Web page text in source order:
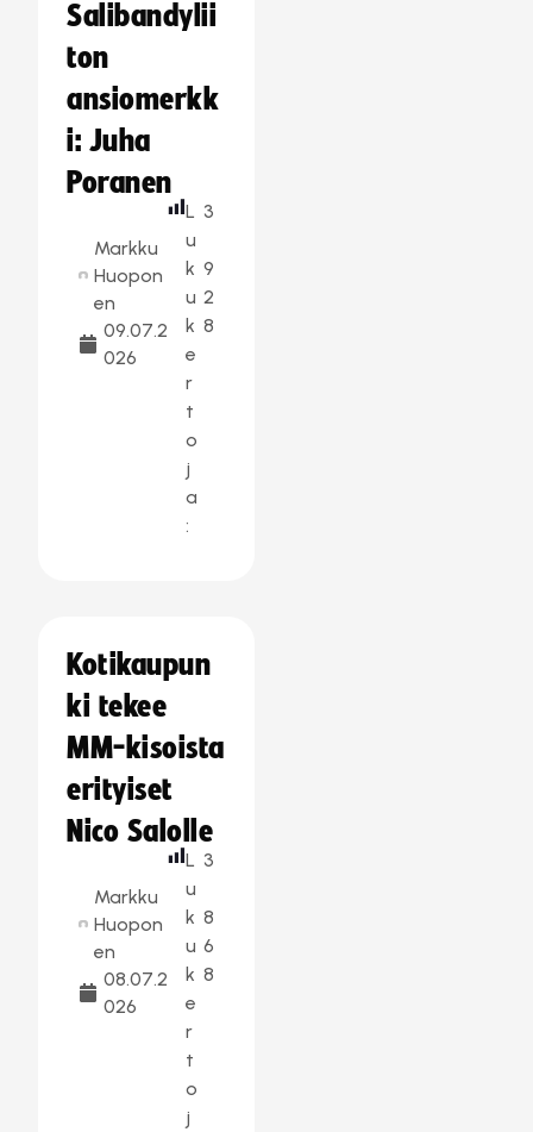
Salibandylii
ton
ansiomerkk
i: Juha
Poranen
Markku
Huopon
en
09.07.2
026
L
u
k
u
k
e
r
t
o
j
a
:
3
9
2
8
Kotikaupun
ki tekee
MM-kisoista
erityiset
Nico Salolle
Markku
Huopon
en
08.07.2
026
L
u
k
u
k
e
r
t
o
j
3
8
6
8